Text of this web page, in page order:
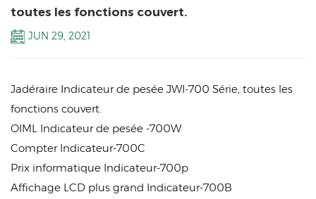
toutes les fonctions couvert.
JUN 29, 2021
Jadéraire Indicateur de pesée JWI-700 Série, toutes les
fonctions couvert.
OIML Indicateur de pesée -700W
Compter Indicateur-700C
Prix informatique Indicateur-700p
Affichage LCD plus grand Indicateur-700B